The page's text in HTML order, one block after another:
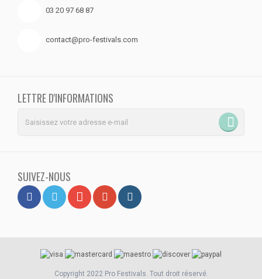
03 20 97 68 87
contact@pro-festivals.com
LETTRE D'INFORMATIONS
SUIVEZ-NOUS
Copyright 2022 Pro Festivals. Tout droit réservé.